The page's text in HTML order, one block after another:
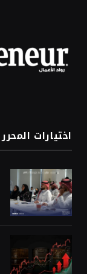
اختيارات المحرر